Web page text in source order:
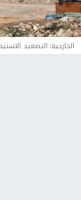
الخارجية: التصعيد